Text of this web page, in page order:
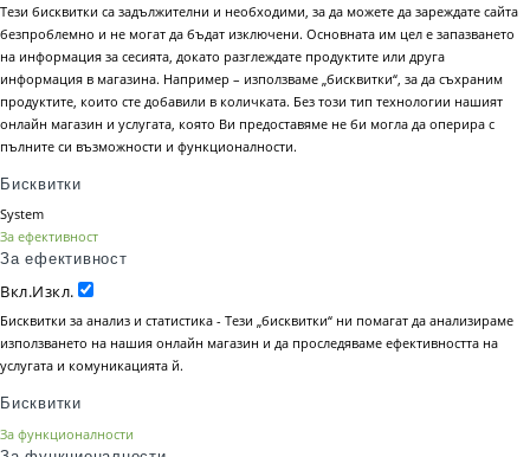
Тези бисквитки са задължителни и необходими, за да можете да зареждате сайта
безпроблемно и не могат да бъдат изключени. Основната им цел е запазването
на информация за сесията, докато разглеждате продуктите или друга
информация в магазина. Например – използваме „бисквитки“, за да съхраним
продуктите, които сте добавили в количката. Без този тип технологии нашият
онлайн магазин и услугата, която Ви предоставяме не би могла да оперира с
пълните си възможности и функционалности.
Бисквитки
System
За ефективност
За ефективност
Вкл.Изкл.
Бисквитки за анализ и статистика - Тези „бисквитки“ ни помагат да анализираме
използването на нашия онлайн магазин и да проследяваме ефективността на
услугата и комуникацията й.
Бисквитки
За функционалности